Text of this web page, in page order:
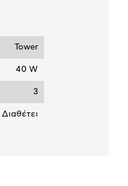
Tower
40 W
3
Διαθέτει